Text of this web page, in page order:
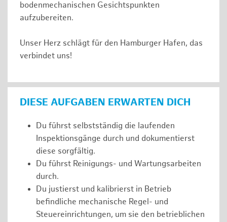
bodenmechanischen Gesichtspunkten
aufzubereiten.
Unser Herz schlägt für den Hamburger Hafen, das
verbindet uns!
DIESE AUFGABEN ERWARTEN DICH
Du führst selbstständig die laufenden
Inspektionsgänge durch und dokumentierst
diese sorgfältig.
Du führst Reinigungs- und Wartungsarbeiten
durch.
Du justierst und kalibrierst in Betrieb
befindliche mechanische Regel- und
Steuereinrichtungen, um sie den betrieblichen